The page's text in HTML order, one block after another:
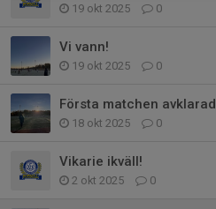
19 okt 2025 0
Vi vann!
19 okt 2025 0
Första matchen avklarad
18 okt 2025 0
Vikarie ikväll!
2 okt 2025 0